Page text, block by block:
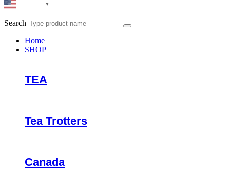
▼
Search
Home
SHOP
TEA
Tea Trotters
Canada